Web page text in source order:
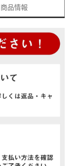
商品情報